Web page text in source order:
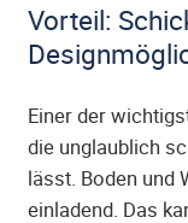
Vorteil:
Einer der
die unglaublich
lässt. Boden und
einladend. Das